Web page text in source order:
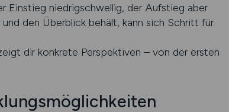
Einstieg niedrigschwellig, der Aufstieg aber
den Überblick behält, kann sich Schritt für
dir konkrete Perspektiven – von der ersten